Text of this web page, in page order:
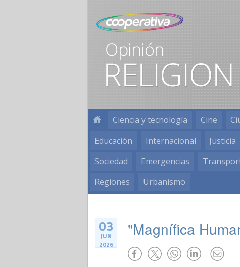
Ciencia y tecnología Cine
Educación
Internacional Justicia
Sociedad
Emergencias
Regiones
Urbanismo
03
JUN
2026
"Magnífica